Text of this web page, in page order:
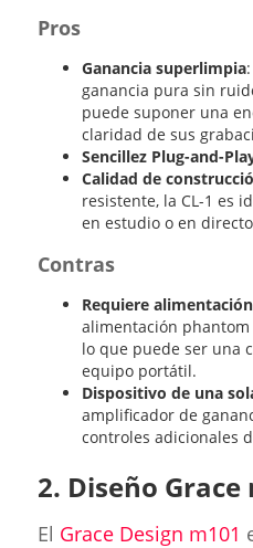
Pros
Ganancia superlimpia
ganancia pura sin
puede suponer una
claridad de sus
Sencillez Plug-and-
Calidad de
resistente, la CL-1 es
en estudio o en
Contras
Requiere alimentación
alimentación
lo que puede ser una
equipo portátil.
Dispositivo de una
amplificador de
controles adicionales
2. Diseño Grace
El Grace Design m101